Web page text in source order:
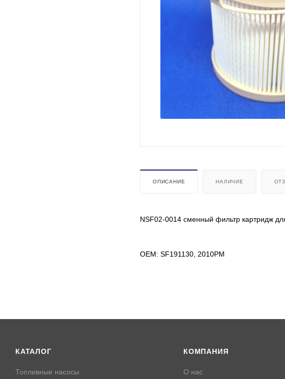
ОПИСАНИЕ НАЛИЧИЕ
NSF02-0014 сменный фильтр картридж
OEM: SF191130, 2010PM
КАТАЛОГ
Топливные насосы
КОМПАНИЯ
О нас